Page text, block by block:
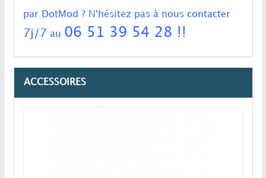
par DotMod ? N'hésitez pas à nous contacter
7j/7 au 06 51 39 54 28 !!
ACCESSOIRES